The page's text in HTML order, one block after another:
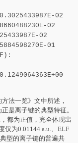
02
02
02
01
法一览》文中所述，
是离子键的典型特征。
都为正值，完全体现出
仅为0.01144 a.u.、ELF
型的离子键的普遍共